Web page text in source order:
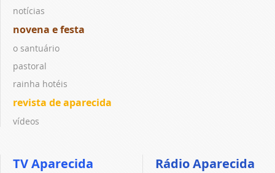
notícias
novena e festa
o santuário
pastoral
rainha hotéis
revista de aparecida
vídeos
TV Aparecida Rádio Aparecida